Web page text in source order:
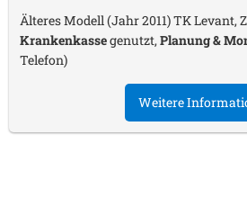
Älteres Modell (Jahr 2011) TK Levant,
Krankenkassegenutzt,Planung &
Telefon)
Weitere